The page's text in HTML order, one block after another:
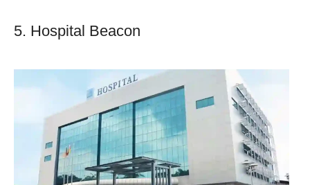
5. Hospital Beacon